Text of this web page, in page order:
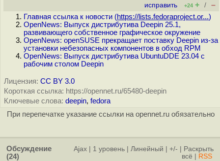
исправить +24 + / –
Главная ссылка к новости (https://lists.fedoraproject.or...)
OpenNews: Выпуск дистрибутива Deepin 25.1,
развивающего собственное графическое окружение
OpenNews: openSUSE прекращает поставку Deepin из-за
установки небезопасных компонентов в обход RPM
OpenNews: Выпуск дистрибутива UbuntuDDE 23.04 с
рабочим столом Deepin
Лицензия: CC BY 3.0
Короткая ссылка: https://opennet.ru/65480-deepin
Ключевые слова: deepin, fedora
При перепечатке указание ссылки на opennet.ru обязательно
Обсуждение
(24)
Ajax 1 уровень Линейный +/-
Раскрыть
всё
RSS